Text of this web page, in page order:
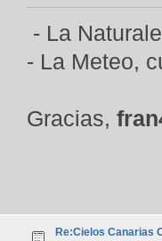
- La
- La Meteo,
Gracias,
Re:Cielos Canarias